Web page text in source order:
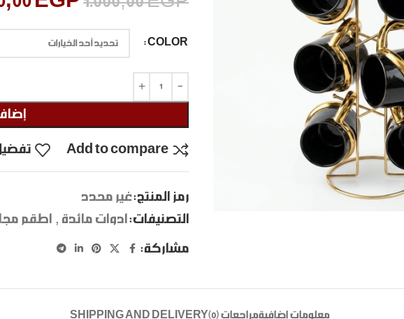
COLOR
Add to compare
رمز المنتج:غير محدد
التصنيفات: ادوات مائدة , اطقم
مشاركة:
معلومات إضافيةمراجعات (0) SHIPPING AND DELIVERY